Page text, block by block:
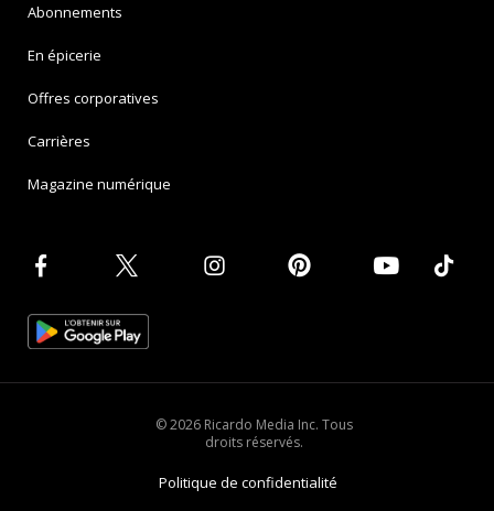
Abonnements
En épicerie
Offres corporatives
Carrières
Magazine numérique
© 2026 Ricardo Media Inc. Tous
droits réservés.
Politique de confidentialité